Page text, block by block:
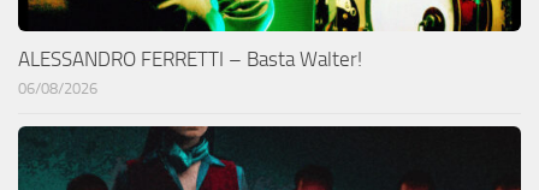
ALESSANDRO FERRETTI – Basta Walter!
06/08/2026